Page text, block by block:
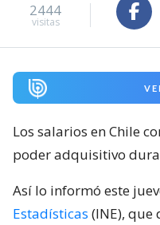
2444
visitas
Los salarios en Chile
poder adquisitivo
Así lo informó este
Estadísticas (INE), que